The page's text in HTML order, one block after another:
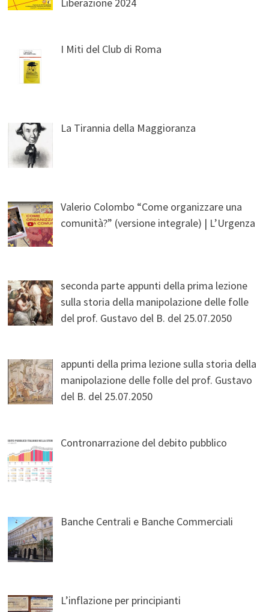
I Miti del Club di Roma
La Tirannia della Maggioranza
Valerio Colombo “Come organizzare una
comunità?” (versione integrale) | L’Urgenza
seconda parte appunti della prima lezione
sulla storia della manipolazione delle folle
del prof. Gustavo del B. del 25.07.2050
appunti della prima lezione sulla storia della
manipolazione delle folle del prof. Gustavo
del B. del 25.07.2050
Contronarrazione del debito pubblico
Banche Centrali e Banche Commerciali
L’inflazione per principianti